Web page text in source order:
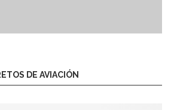
DE AVIACIÓN